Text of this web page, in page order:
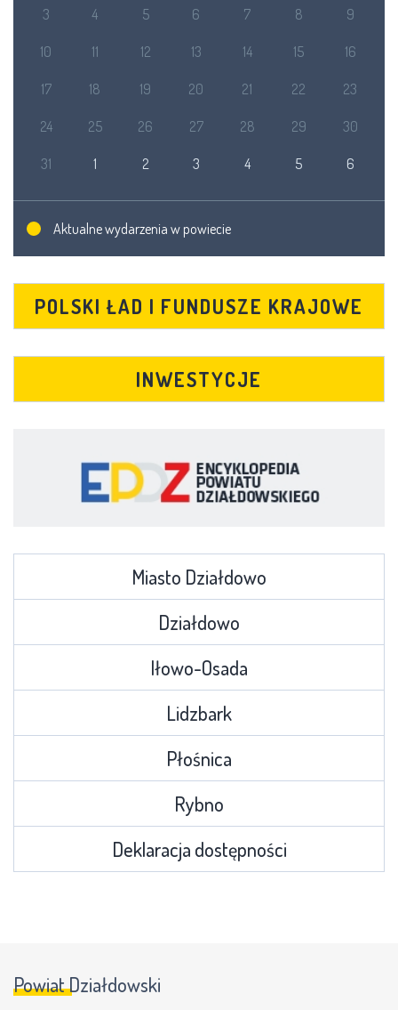
3 4 5 6 7 8 9
10 11 12 13 14 15 16
17 18 19 20 21 22 23
24 25 26 27 28 29 30
31 1 2 3 4 5 6
Aktualne wydarzenia w powiecie
POLSKI ŁAD I FUNDUSZE KRAJOWE
INWESTYCJE
Miasto Działdowo
Działdowo
Iłowo-Osada
Lidzbark
Płośnica
Rybno
Deklaracja dostępności
Powiat Działdowski